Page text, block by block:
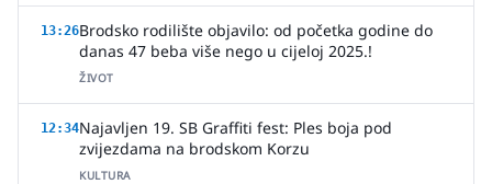
13:26Brodsko rodilište objavilo: od početka godine do
danas 47 beba više nego u cijeloj 2025.!
ŽIVOT
12:34Najavljen 19. SB Graffiti fest: Ples boja pod
zvijezdama na brodskom Korzu
KULTURA